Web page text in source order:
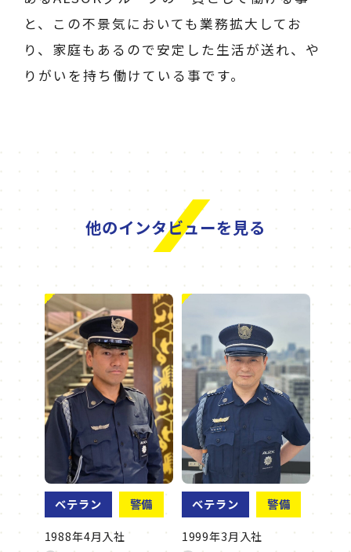
と、この不景気においても業務拡大してお
り、家庭もあるので安定した生活が送れ、や
りがいを持ち働けている事です。
他のインタビューを見る
ベテラン
警備
1988年4月入社
ベテラン
警備
1999年3月入社